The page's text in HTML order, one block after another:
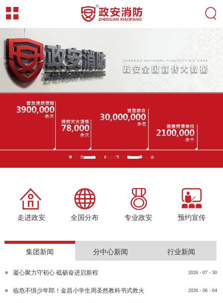
走进政安 全国分布 专业政安 预约宣传
集团新闻 分中心新闻 行业新闻
2026 - 07 - 30
凝心聚力守初心 砥砺奋进启新程
2026 - 06 - 04
临危不惧少年郎！金昌小学生周圣然教科书式救火